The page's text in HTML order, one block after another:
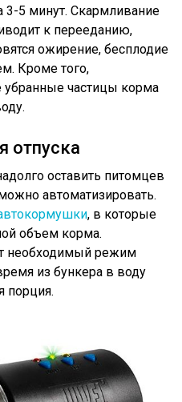
3-5 минут. Скармливание
к перееданию,
ожирение, бесплодие
Кроме того,
частицы корма
отпуска
оставить питомцев
автоматизировать.
, в которые
объем корма.
необходимый режим
из бункера в воду
порция.